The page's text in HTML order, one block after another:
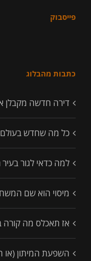
פייסבוק
כתבות מהבלוג
דירה חדשה מקבלן או דירת
כל מה שחדש בעולם
למה כדאי לגור בעיר
מיסוי הוא שם
אז תאכלס מה קורה
השפעת המיתון (או